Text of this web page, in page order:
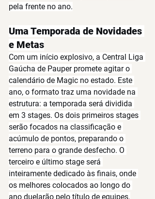
pela frente no ano.
Uma Temporada de Novidades
e Metas
Com um início explosivo, a Central Liga
Gaúcha de Pauper promete agitar o
calendário de Magic no estado. Este
ano, o formato traz uma novidade na
estrutura: a temporada será dividida
em 3 stages. Os dois primeiros stages
serão focados na classificação e
acúmulo de pontos, preparando o
terreno para o grande desfecho. O
terceiro e último stage será
inteiramente dedicado às finais, onde
os melhores colocados ao longo do
ano duelarão pelo título de equipes.